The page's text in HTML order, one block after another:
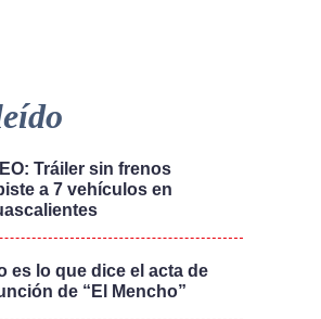
Tráiler sin frenos
a 7 vehículos en
es lo que dice el acta de
de “El Mencho”